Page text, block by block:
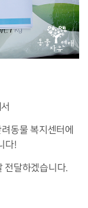
동물 복지센터에
다!
전달하겠습니다.